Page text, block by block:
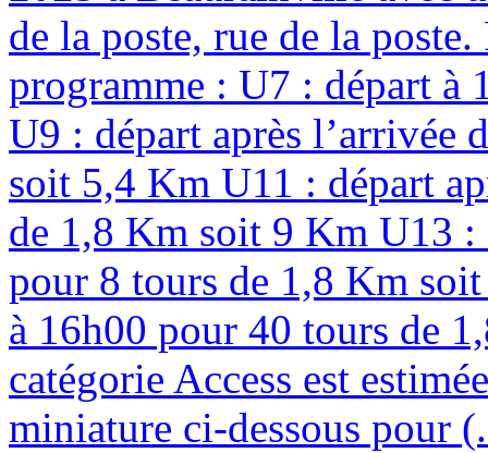
de la poste, rue de la
programme : U7 : départ à
U9 : départ après l’arrivée
soit 5,4 Km U11 : départ
de 1,8 Km soit 9 Km U13 :
pour 8 tours de 1,8 Km
à 16h00 pour 40 tours de
catégorie Access est
miniature ci-dessous pour